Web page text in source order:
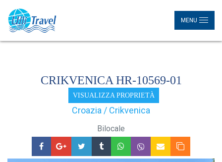
MENU
CRIKVENICA HR-10569-01
VISUALIZZA PROPRIETÀ
Croazia / Crikvenica
Bilocale